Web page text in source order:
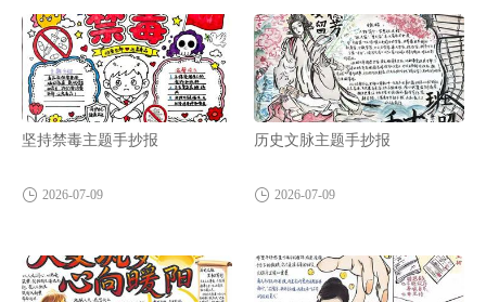
坚持禁毒主题手抄报
2026-07-09
历史文脉主题手抄报
2026-07-09